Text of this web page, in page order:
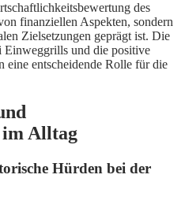
des
finanziellen Aspekten, sondern
Zielsetzungen geprägt ist. Die
Einweggrills und die positive
eine entscheidende Rolle für die
Alltag
Hürden bei der